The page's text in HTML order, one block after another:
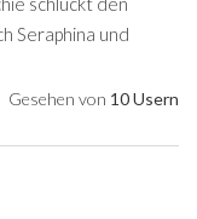
Seraphina und
Gesehen von 10 Usern